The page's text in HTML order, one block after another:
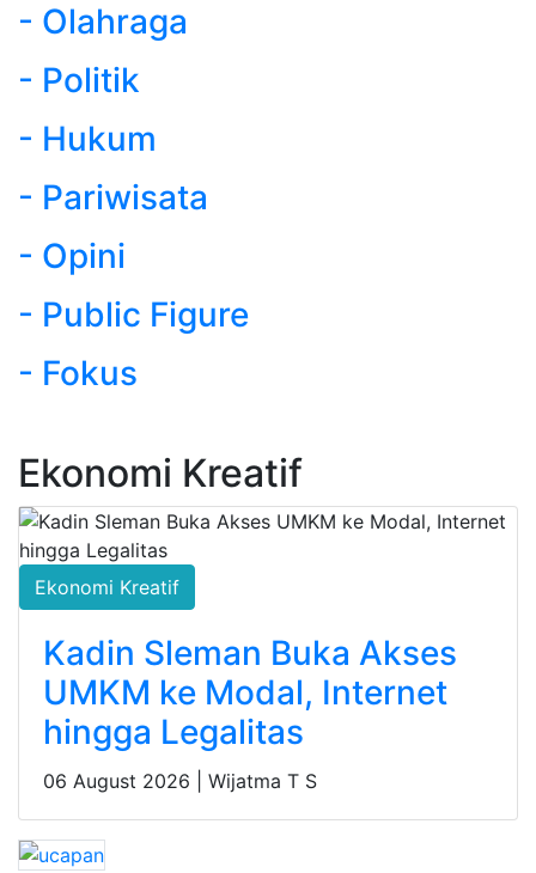
- Olahraga
- Politik
- Hukum
- Pariwisata
- Opini
- Public Figure
- Fokus
Ekonomi Kreatif
Ekonomi Kreatif
Kadin Sleman Buka Akses
UMKM ke Modal, Internet
hingga Legalitas
06 August 2026 | Wijatma T S